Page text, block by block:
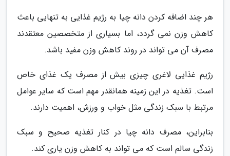
هر چند اضافه کردن دانه چیا به رژیم غذایی به تنهایی باعث
کاهش وزن نمی گردد، اما بسیاری از متخصصین معتقدند
مصرف آن می تواند در روند کاهش وزن مفید باشد.
رژیم غذایی لاغری چیزی بیش از مصرف یک غذای خاص
است. تغذیه در این زمینه همانقدر مهم است که سایر عوامل
مرتبط با سبک زندگی مثل خواب و ورزش، اهمیت دارند.
بنابراین، مصرف دانه چیا در کنار تغذیه صحیح و سبک
زندگی سالم است که می تواند به کاهش وزن یاری کند.